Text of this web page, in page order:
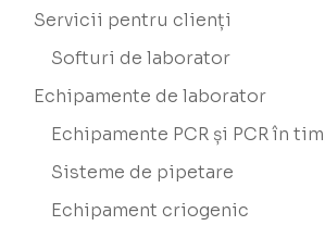
Servicii pentru clienți
Softuri de laborator
Echipamente de laborator
Echipamente PCR și PCR în
Sisteme de pipetare
Echipament criogenic